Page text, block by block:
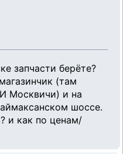
запчасти берёте?
(там
Москвичи) и на
шоссе.
и как по ценам/